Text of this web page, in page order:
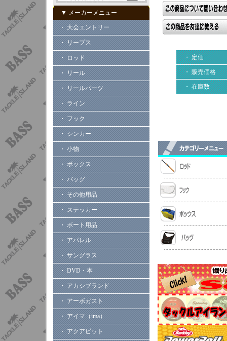
▼ メーカーメニュー
・ 大会エントリー
・ リープス
・ ロッド
・ リール
・ リールパーツ
・ ライン
・ フック
・ シンカー
・ 小物
・ ボックス
・ バッグ
・ その他用品
・ ステッカー
・ ボート用品
・ アパレル
・ サングラス
・ DVD・本
・ アカシブランド
・ アーボガスト
・ アイマ（ima）
・ アクアビット
・ 定価
・ 販売価格
・ 在庫数